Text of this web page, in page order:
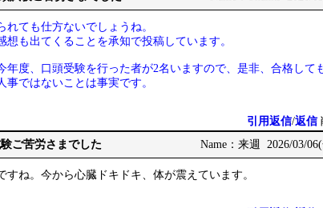
れても仕方ないでしょうね。
想も出てくることを承知で投稿しています。
年度、口頭受験を行った者が2名いますので、是非、合格して
事ではないことは事実です。
引用返信/返信
ご苦労さまでした Name：来週 2026/03/
すね。今から心臓ドキドキ、体が震えています。